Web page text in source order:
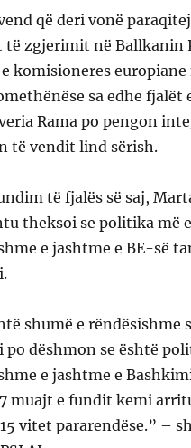
që deri vonë
të zgjerimit në Ballkanin
komisioneres
sa edhe fjalët
Rama po pengon
të vendit lind sërish.
të fjalës së saj,
theksoi se politika më e
e jashtme e BE-së
shumë e rëndësishme
po dëshmon se është
e jashtme e
muajt e fundit kemi
15 vitet pararendëse.” –